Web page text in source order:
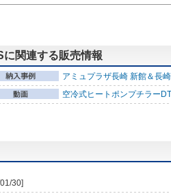
関連する販売情報
アミュプラザ長崎 新館＆長
空冷式ヒートポンプチラー
30]